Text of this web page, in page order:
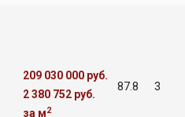
209 030 000 руб.
2 380 752 руб.
за м2
87.8 3